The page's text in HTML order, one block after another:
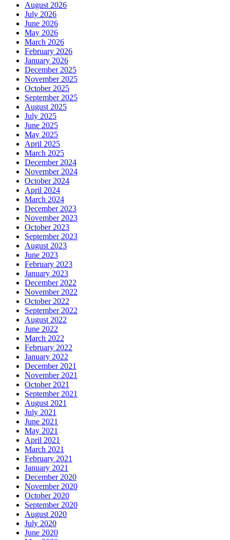
August 2026
July 2026
June 2026
May 2026
March 2026
February 2026
January 2026
December 2025
November 2025
October 2025
September 2025
August 2025
July 2025
June 2025
May 2025
April 2025
March 2025
December 2024
November 2024
October 2024
April 2024
March 2024
December 2023
November 2023
October 2023
September 2023
August 2023
June 2023
February 2023
January 2023
December 2022
November 2022
October 2022
September 2022
August 2022
June 2022
March 2022
February 2022
January 2022
December 2021
November 2021
October 2021
September 2021
August 2021
July 2021
June 2021
May 2021
April 2021
March 2021
February 2021
January 2021
December 2020
November 2020
October 2020
September 2020
August 2020
July 2020
June 2020